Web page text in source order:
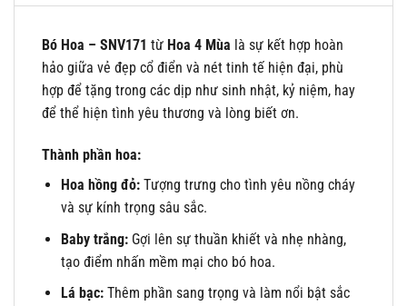
Bó Hoa – SNV171 từ Hoa 4 Mùa là sự kết hợp hoàn
hảo giữa vẻ đẹp cổ điển và nét tinh tế hiện đại, phù
hợp để tặng trong các dịp như sinh nhật, kỷ niệm, hay
để thể hiện tình yêu thương và lòng biết ơn.
Thành phần hoa:
Hoa hồng đỏ:Tượng trưng cho tình yêu nồng cháy
và sự kính trọng sâu sắc.
Baby trắng:Gợi lên sự thuần khiết và nhẹ nhàng,
tạo điểm nhấn mềm mại cho bó hoa.
Lá bạc:Thêm phần sang trọng và làm nổi bật sắc